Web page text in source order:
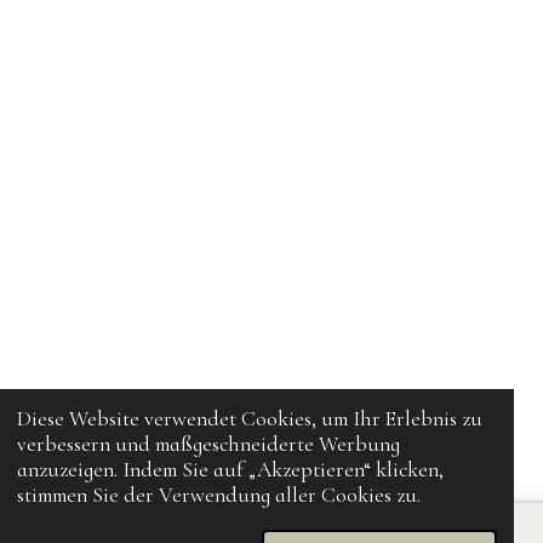
Diese Website verwendet Cookies, um Ihr Erlebnis zu
verbessern und maßgeschneiderte Werbung
anzuzeigen. Indem Sie auf „Akzeptieren“ klicken,
stimmen Sie der Verwendung aller Cookies zu.